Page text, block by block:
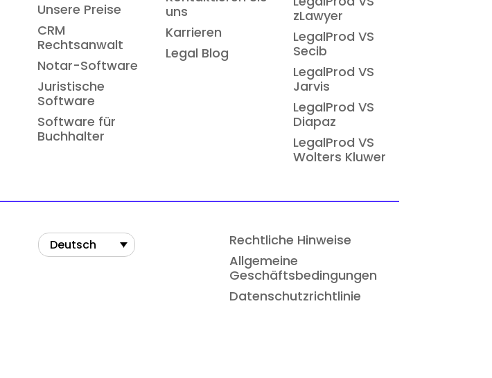
Unsere Preise
CRM
Rechtsanwalt
Notar-Software
Juristische
Software
Software für
Buchhalter
uns
Karrieren
Legal Blog
zLawyer
LegalProd VS
Secib
LegalProd VS
Jarvis
LegalProd VS
Diapaz
LegalProd VS
Wolters Kluwer
Deutsch
Rechtliche Hinweise
Allgemeine
Geschäftsbedingungen
Datenschutzrichtlinie